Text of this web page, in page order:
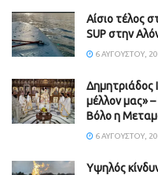
Αίσιο τέλος
SUP στην
6 ΑΥΓΟΎΣΤΟΥ,
Δημητριάδος
μέλλον μας»
Βόλο η
6 ΑΥΓΟΎΣΤΟΥ,
Υψηλός